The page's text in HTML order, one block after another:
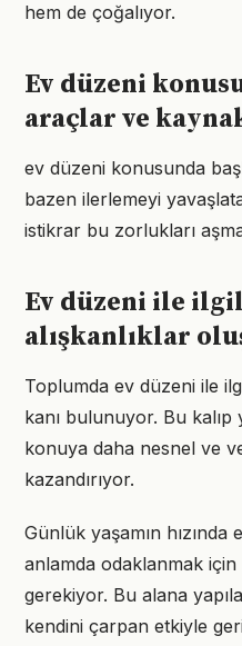
hem de çoğalıyor.
Ev düzeni
araçlar ve
ev düzeni konusunda
bazen ilerlemeyi
istikrar bu zorlukları
Ev düzeni ile
alışkanlıklar
Toplumda ev düzeni ile
kanı bulunuyor. Bu kalıp
konuya daha nesnel ve
kazandırıyor.
Günlük yaşamın
anlamda odaklanmak için
gerekiyor. Bu alana
kendini çarpan etkiyle